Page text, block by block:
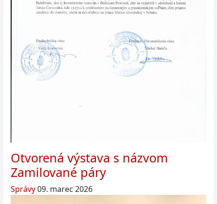
Otvorená výstava s názvom
Zamilované páry
Správy09. marec 2026